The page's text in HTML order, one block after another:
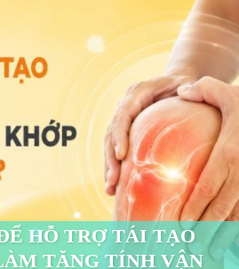
HỖ TRỢ TÁI TẠO
TĂNG TÍNH VẬN